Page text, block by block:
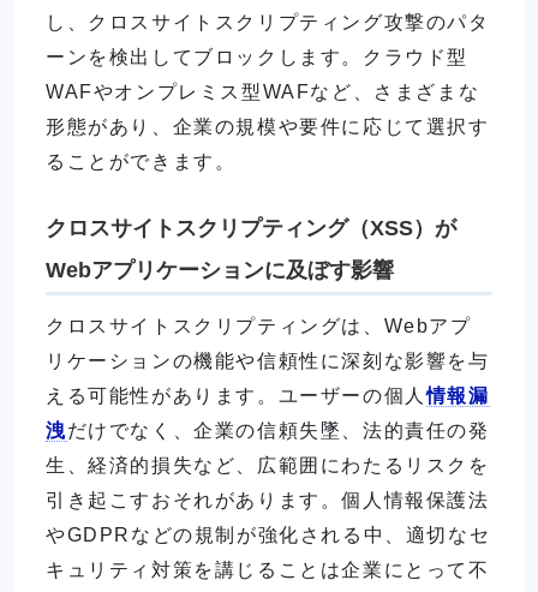
し、クロスサイトスクリプティング攻撃のパタ
ーンを検出してブロックします。クラウド型
WAFやオンプレミス型WAFなど、さまざまな
形態があり、企業の規模や要件に応じて選択す
ることができます。
クロスサイトスクリプティング（XSS）が
Webアプリケーションに及ぼす影響
クロスサイトスクリプティングは、Webアプ
リケーションの機能や信頼性に深刻な影響を与
える可能性があります。ユーザーの個人情報漏
洩だけでなく、企業の信頼失墜、法的責任の発
生、経済的損失など、広範囲にわたるリスクを
引き起こすおそれがあります。個人情報保護法
やGDPRなどの規制が強化される中、適切なセ
キュリティ対策を講じることは企業にとって不